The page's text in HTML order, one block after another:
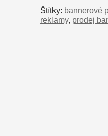
Štítky: bannerové
reklamy, prodej